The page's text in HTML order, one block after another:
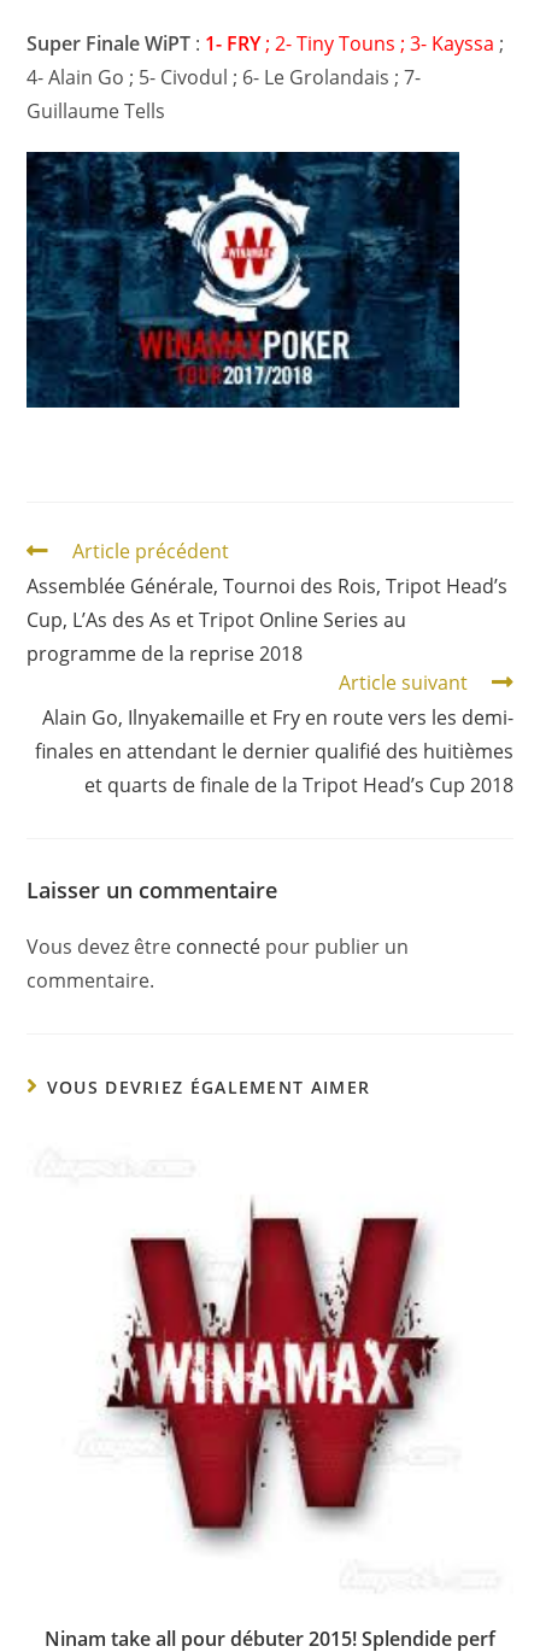
Super Finale WiPT : 1- FRY; 2- Tiny Touns ; 3- Kayssa ;
4- Alain Go ; 5- Civodul ; 6- Le Grolandais ; 7-
Guillaume Tells
Article précédent
Assemblée Générale, Tournoi des Rois, Tripot Head’s
Cup, L’As des As et Tripot Online Series au
programme de la reprise 2018
Article suivant
Alain Go, Ilnyakemaille et Fry en route vers les demi-
finales en attendant le dernier qualifié des huitièmes
et quarts de finale de la Tripot Head’s Cup 2018
Laisser un commentaire
Vous devez être connecté pour publier un
commentaire.
VOUS DEVRIEZ ÉGALEMENT AIMER
Ninam take all pour débuter 2015! Splendide perf